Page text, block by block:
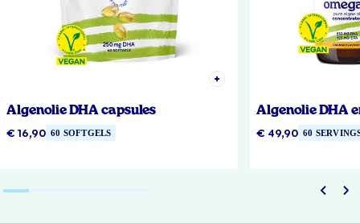
Algenolie DHA capsules
€ 16,90 60 SOFTGELS
Algenolie DHA
€ 49,90 60